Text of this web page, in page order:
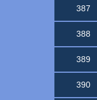
387
388
389
390